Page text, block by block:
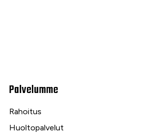
Palvelumme
Rahoitus
Huoltopalvelut